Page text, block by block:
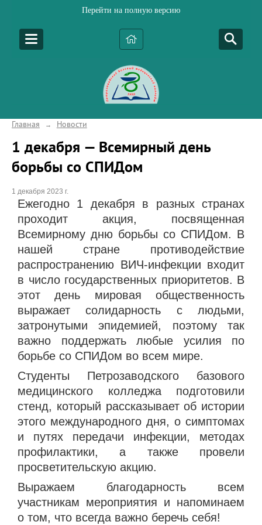
Перейти на полную версию
Главная → Новости
1 декабря — Всемирный день
борьбы со СПИДом
1 декабря 2023 г.
Ежегодно 1 декабря в разных странах
проходит акция, посвященная
Всемирному дню борьбы со СПИДом. В
нашей стране противодействие
распространению ВИЧ-инфекции входит
в число государственных приоритетов. В
этот день мировая общественность
выражает солидарность с людьми,
затронутыми эпидемией, поэтому так
важно поддержать любые усилия по
борьбе со СПИДом во всем мире.
Студенты Петрозаводского базового
медицинского колледжа подготовили
стенд, который рассказывает об истории
этого международного дня, о симптомах
и путях передачи инфекции, методах
профилактики, а также провели
просветительскую акцию.
Выражаем благодарность всем
участникам мероприятия и напоминаем
о том, что всегда важно беречь себя!